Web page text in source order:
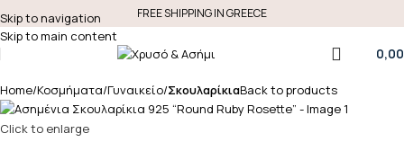
Skip to navigation
Skip to main content
FREE SHIPPING IN GREECE
0,00
Home Κοσμήματα Γυναικείο ΣκουλαρίκιαBack to products
Click to enlarge